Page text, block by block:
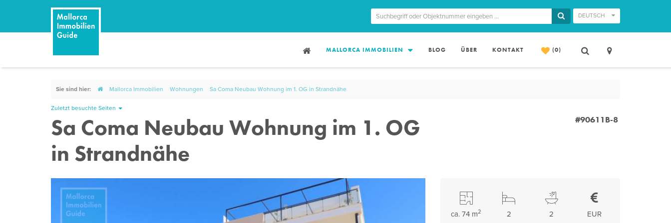
DEUTSCH
MALLORCA IMMOBILIEN BLOG ÜBER KONTAKT (0)
Sie sind hier: Mallorca Immobilien Wohnungen Sa Coma Neubau Wohnung im 1. OG in Strandnähe
Zuletzt besuchte Seiten
Sa Coma Neubau Wohnung im 1. OG
in Strandnähe
#90611B-8
EUR
2
2
ca. 74 m2